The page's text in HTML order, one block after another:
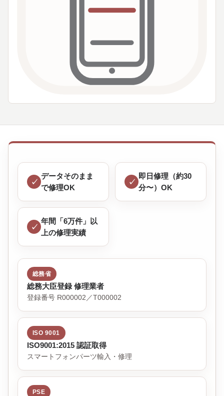
データそのまま
で修理OK
即日修理（約30
分〜）OK
年間「6万件」以
上の修理実績
総務省
総務大臣登録 修理業者
登録番号 R000002／T000002
ISO 9001
ISO9001:2015 認証取得
スマートフォンパーツ輸入・修理
PSE